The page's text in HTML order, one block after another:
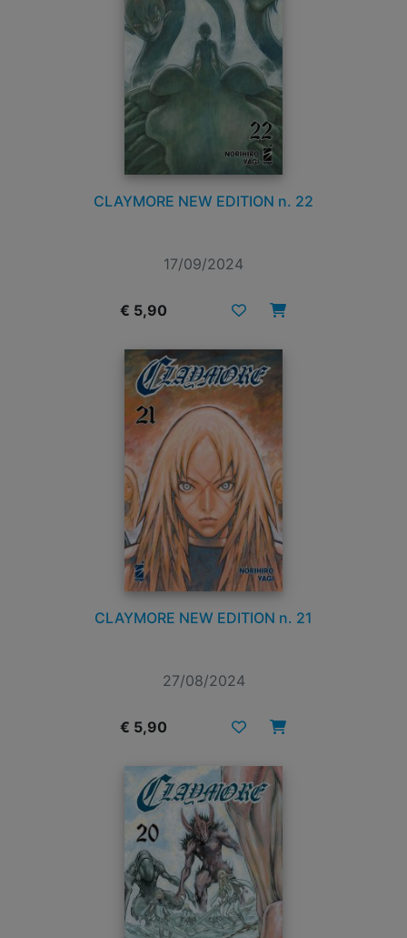
CLAYMORE NEW EDITION n. 22
17/09/2024
€ 5,90
CLAYMORE NEW EDITION n. 21
27/08/2024
€ 5,90